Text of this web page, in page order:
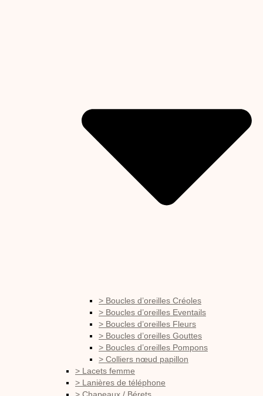
> Boucles d’oreilles Créoles
> Boucles d’oreilles Eventails
> Boucles d’oreilles Fleurs
> Boucles d’oreilles Gouttes
> Boucles d’oreilles Pompons
> Colliers nœud papillon
> Lacets femme
> Lanières de téléphone